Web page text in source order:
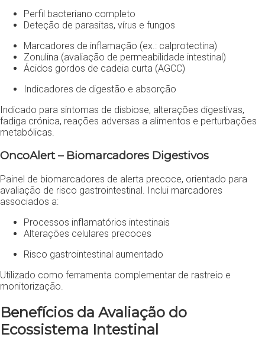
Perfil bacteriano completo
Deteção de parasitas, vírus e fungos
Marcadores de inflamação (ex.: calprotectina)
Zonulina (avaliação de permeabilidade intestinal)
Ácidos gordos de cadeia curta (AGCC)
Indicadores de digestão e absorção
Indicado para sintomas de disbiose, alterações digestivas,
fadiga crónica, reações adversas a alimentos e perturbações
metabólicas.
OncoAlert – Biomarcadores Digestivos
Painel de biomarcadores de alerta precoce, orientado para
avaliação de risco gastrointestinal. Inclui marcadores
associados a:
Processos inflamatórios intestinais
Alterações celulares precoces
Risco gastrointestinal aumentado
Utilizado como ferramenta complementar de rastreio e
monitorização.
Benefícios da Avaliação do
Ecossistema Intestinal